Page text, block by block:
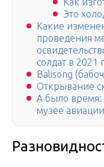
Это
Какие
проведения
солдат в 2021
Balisong
Открывание
А было время:
музее